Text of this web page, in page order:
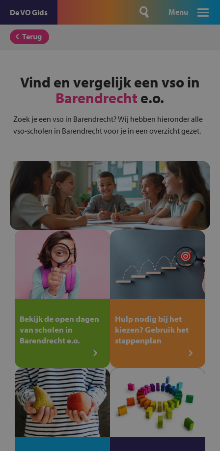
De VO Gids Menu
Terug
Vind en vergelijk een vso in
Barendrecht e.o.
Zoek je een vso in Barendrecht? Wij hebben hieronder alle
vso-scholen in Barendrecht voor je in een overzicht gezet.
Bekijk de open dagen
van scholen in
Barendrecht e.o.
Hulp nodig bij het
kiezen? Gebruik het
stappenplan